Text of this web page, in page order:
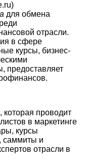
для обмена
отрасли.
в сфере
курсы, бизнес-
предоставляет
проводит
в маркетинге
курсы
саммиты и
отрасли в